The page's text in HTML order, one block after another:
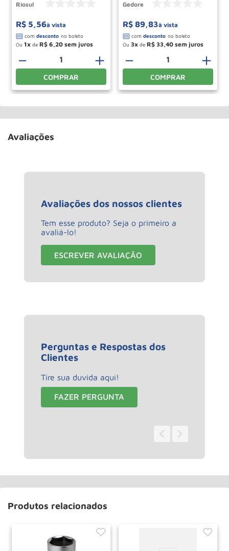
Riosul
R$ 5,56à vista
Ou 1 de R$ 6,20
＋
－
COMPRAR
Gedore
R$ 89,83à vista
Ou 3 de R$ 33,40
＋
－
COMPRAR
Avaliações
Avaliações dos nossos clientes
Tem esse produto? Seja o primeiro a
avaliá-lo!
ESCREVER AVALIAÇÃO
Perguntas e Respostas dos
Clientes
Tire sua duvida aqui!
FAZER PERGUNTA
Produtos relacionados